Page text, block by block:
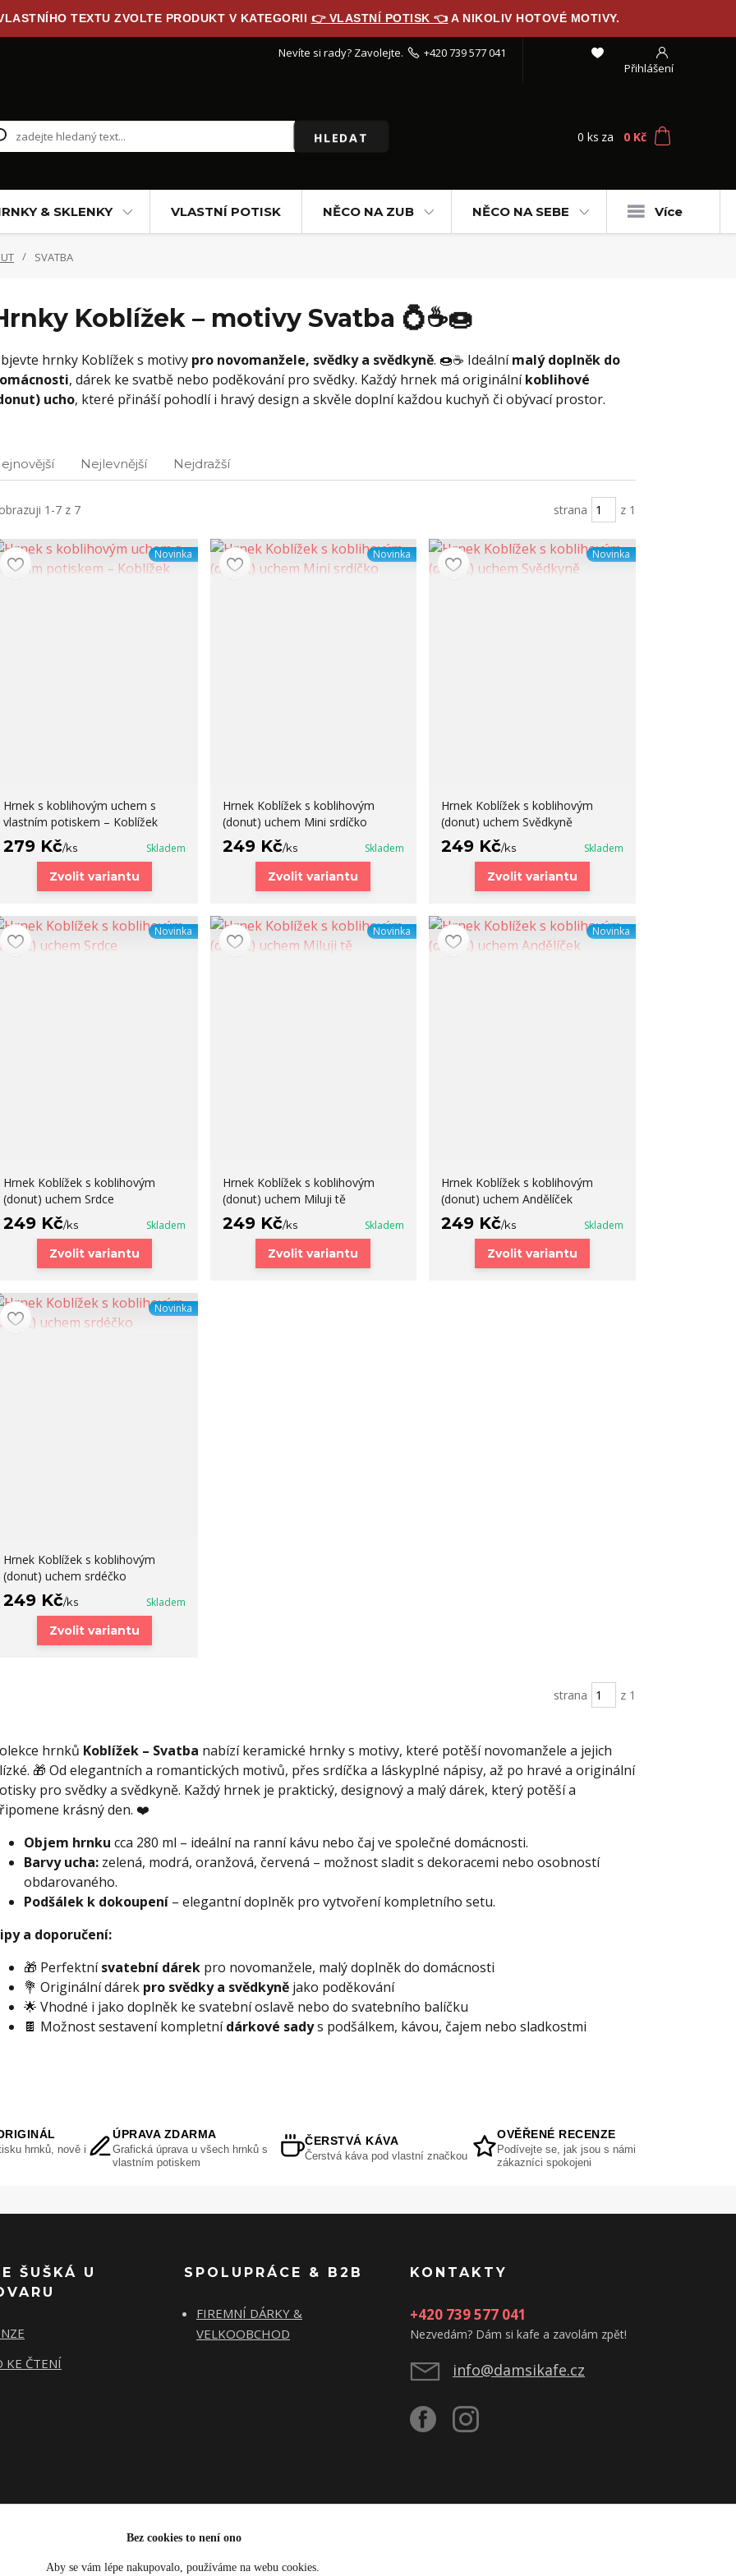
TEXTU ZVOLTE PRODUKT V KATEGORII 👉 VLASTNÍ POTISK 👈 A NIKOLIV HOTOVÉ MOTIVY.
Přihlášení
HLEDAT
Nevíte si rady? Zavolejte. +420 739 577 041
0 ks za 0 Kč
& SKLENKY VLASTNÍ POTISK NĚCO NA ZUB NĚCO NA SEBE Více
SVATBA
Koblížek – motivy Svatba 💍☕🍩
hrnky Koblížek s motivy pro novomanžele, svědky a svědkyně. 🍩☕ Ideálnímalý doplněk do
, dárek ke svatbě nebo poděkování pro svědky. Každý hrnek má originálníkoblihové
ucho, které přináší pohodlí i hravý design a skvěle doplní každou kuchyň či obývací prostor.
Nejlevnější Nejdražší
1-7 z 7 strana z 1
Novinka
Hrnek s koblihovým uchem s
vlastním potiskem – Koblížek
279 Kč/ks Skladem
Zvolit variantu
Novinka
Hrnek Koblížek s koblihovým
(donut) uchem Mini srdíčko
249 Kč/ks Skladem
Zvolit variantu
Novinka
Hrnek Koblížek s koblihovým
(donut) uchem Svědkyně
249 Kč/ks Skladem
Zvolit variantu
Novinka
Hrnek Koblížek s koblihovým
(donut) uchem Srdce
249 Kč/ks Skladem
Zvolit variantu
Novinka
Hrnek Koblížek s koblihovým
(donut) uchem Miluji tě
249 Kč/ks Skladem
Zvolit variantu
Novinka
Hrnek Koblížek s koblihovým
(donut) uchem Andělíček
249 Kč/ks Skladem
Zvolit variantu
Novinka
Hrnek Koblížek s koblihovým
(donut) uchem srdéčko
249 Kč/ks Skladem
Zvolit variantu
strana z 1
hrnků Koblížek – Svatba nabízí keramické hrnky s motivy, které potěší novomanžele a jejich
🎁 Od elegantních a romantických motivů, přes srdíčka a láskyplné nápisy, až po hravé a originální
pro svědky a svědkyně. Každý hrnek je praktický, designový a malý dárek, který potěší a
krásný den. ❤️
Objem hrnku cca 280 ml – ideální na ranní kávu nebo čaj ve společné domácnosti.
Barvy ucha:zelená, modrá, oranžová, červená – možnost sladit s dekoracemi nebo osobností
obdarovaného.
Podšálek k dokoupení– elegantní doplněk pro vytvoření kompletního setu.
a doporučení:
🎁 Perfektnísvatební dárekpro novomanžele, malý doplněk do domácnosti
💐 Originální dárek pro svědky a svědkynějako poděkování
🌟 Vhodné i jako doplněk ke svatební oslavě nebo do svatebního balíčku
🍫 Možnost sestavení kompletnídárkové sadys podšálkem, kávou, čajem nebo sladkostmi
hrnků, nově i
ÚPRAVA ZDARMA
Grafická úprava u všech hrnků s
vlastním potiskem
ČERSTVÁ KÁVA
Čerstvá káva pod vlastní značkou
OVĚŘENÉ RECENZE
Podívejte se, jak jsou s námi
zákazníci spokojeni
ŠUŠKÁ U
KE ČTENÍ
SPOLUPRÁCE & B2B
FIREMNÍ DÁRKY &
VELKOOBCHOD
KONTAKTY
+420 739 577 041
Nezvedám? Dám si kafe a zavolám zpět!
info@damsikafe.cz
Bez cookies to není ono
Aby se vám lépe nakupovalo, používáme na webu cookies.